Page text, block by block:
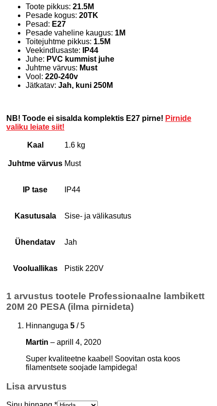
Toote pikkus: 21.5M
Pesade kogus: 20TK
Pesad: E27
Pesade vaheline kaugus: 1M
Toitejuhtme pikkus: 1.5M
Veekindlusaste: IP44
Juhe: PVC kummist juhe
Juhtme värvus: Must
Vool: 220-240v
Jätkatav: Jah, kuni 250M
NB! Toode ei sisalda komplektis E27 pirne! Pirnide
valiku leiate siit!
Kaal 1.6 kg
Juhtme värvus Must
IP tase IP44
Kasutusala Sise- ja välikasutus
Ühendatav Jah
Vooluallikas Pistik 220V
1 arvustus tootele Professionaalne lambikett
20M 20 PESA (ilma pirnideta)
Hinnanguga 5 / 5
Martin – aprill 4, 2020
Super kvaliteetne kaabel! Soovitan osta koos
filamentsete soojade lampidega!
Lisa arvustus